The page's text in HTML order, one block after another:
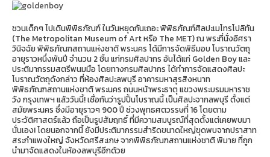
ชวนเด็กๆ ไปเดินพิพิธภัณฑ์ ในวันหยุดกันเถอะ พิพิธภัณฑ์ศิลปะเมโทรโปลิทัน
(The Metropolitan Museum of Art หรือ The MET) ณ พระที่นั่งอิศรา
วินิจฉัย พิพิธภัณฑสถานแห่งชาติ พระนคร ได้มีการจัดพิธีมอบ โบราณวัตถุ
อายุราวหนึ่งพันปี จำนวน 2 ชิ้น แก่กรมศิลปากร อันได้แก่ Golden Boy และ
ประติมากรรมสตรีพนมมือ โดยทางกรมศิลปากร ได้ทำการจัดแสดงศิลปะ
โบราณวัตถุดังกล่าว ที่ห้องศิลปะลพบุรี อาคารมหาสุรสิงหนาท
พิพิธภัณฑสถานแห่งชาติ พระนคร ถนนหน้าพระธาตุ แขวงพระบรมมหาราช
วัง กรุงเทพฯ แล้ววันนี้! เชื่อกันว่ารูปปั้นโบราณนี้ เป็นศิลปะจากลพบุรี ตั้งแต่
สมัยพระนคร ซึ่งมีอายุราวๆ 900 ปี ช่วงพุทธศตวรรษที่ 16 โดยตาม
ประวัติศาสตร์แล้ว ถือเป็นรูปสัมฤทธิ์ ที่มีความสมบูรณ์ที่สุดตั้งแต่เคยพบมา
นั่นเอง! โดยนอกจากนี้ ยังมีประติมากรรมสำริดขนาดใหญ่ขุดพบจากปราสาท
สระกำแพงใหญ่ จังหวัดศรีสะเกษ จากพิพิธภัณฑสถานแห่งชาติ พิมาย ที่ถูก
นำมาจัดแสดงในห้องลพบุรีอีกด้วย
กลับ
สู่
ไทย!